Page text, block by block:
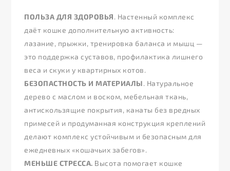
ПОЛЬЗА ДЛЯ ЗДОРОВЬЯ. Настенный комплекс
даёт кошке дополнительную активность:
лазание, прыжки, тренировка баланса и мышц —
это поддержка суставов, профилактика лишнего
веса и скуки у квартирных котов.
БЕЗОПАСТНОСТЬ И МАТЕРИАЛЫ. Натуральное
дерево с маслом и воском, мебельная ткань,
антискользящие покрытия, канаты без вредных
примесей и продуманная конструкция креплений
делают комплекс устойчивым и безопасным для
ежедневных «кошачьих забегов».
МЕНЬШЕ СТРЕССА. Высота помогает кошке